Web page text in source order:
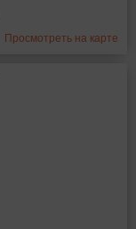
Просмотреть на карте